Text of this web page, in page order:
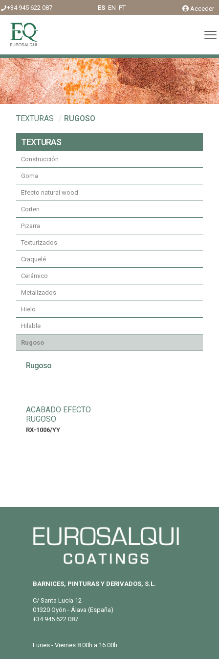
+34 945 622 087 ES EN PT Acceder
TEXTURAS / RUGOSO
TEXTURAS
Construcción
Goma
Efecto natural wood
Corten
Pizarra
Texturizados
Craquelé
Cerámico
Metalizados
Hielo
Hilable
Rugoso
Rugoso
ACABADO EFECTO
RUGOSO
RX-1006/YY
BARNICES, PINTURAS Y DERIVADOS, S.L.
C/ Santa Lucía 12
01320 Oyón - Álava (España)
+34 945 622 087
Lunes - Viernes 8.00h a 16.00h